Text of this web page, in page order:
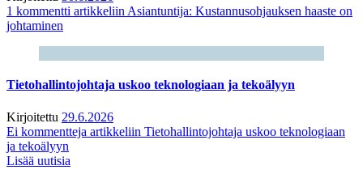
1 kommentti artikkeliin Asiantuntija: Kustannusohjauksen haaste on
johtaminen
Tietohallintojohtaja uskoo teknologiaan ja tekoälyyn
Kirjoitettu 29.6.2026
Ei kommentteja artikkeliin Tietohallintojohtaja uskoo teknologiaan
ja tekoälyyn
Lisää uutisia